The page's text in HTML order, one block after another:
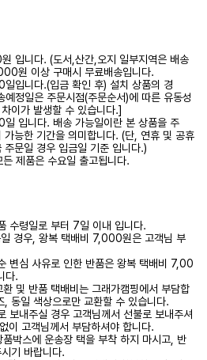
입니다. (도서,산간,오지 일부지역은 배송
원 이상 구매시 무료배송입니다.
입니다.(입금 확인 후) 설치 상품의 경
정일은 주문시점(주문순서)에 따른 유동성
이가 발생할 수 있습니다.]
입니다. 배송 가능일이란 본 상품을 주
능한 기간을 의미합니다. (단, 연휴 및 공휴
문일 경우 입금일 기준 입니다.)
제품은 수요일 출고됩니다.
수령일로 부터 7일 이내 입니다.
경우, 왕복 택배비 7,000원은 고객님 부
변심 사유로 인한 반품은 왕복 택배비 7,00
다.
및 반품 택배비는 그래가캠핑에서 부담합
동일 색상으로만 교환할 수 있습니다.
보내주실 경우 고객님께서 선불로 보내주셔
이 고객님께서 부담하셔야 합니다.
박스에 운송장 택을 부착 하지 마시고, 반
기 바랍니다.